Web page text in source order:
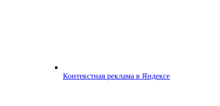
Контекстная реклама в Яндексе